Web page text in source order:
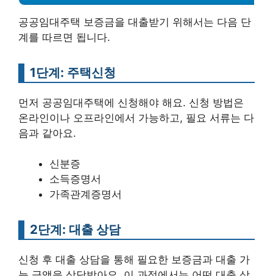
공공임대주택 보증금을 대출받기 위해서는 다음 단
계를 따르면 됩니다.
1단계: 주택신청
먼저 공공임대주택에 신청해야 해요. 신청 방법은
온라인이나 오프라인에서 가능하고, 필요 서류는 다
음과 같아요.
신분증
소득증명서
가족관계증명서
2단계: 대출 상담
신청 후 대출 상담을 통해 필요한 보증금과 대출 가